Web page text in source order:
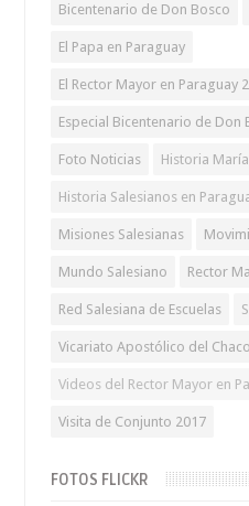
Bicentenario de Don Bosco
El Papa en Paraguay
El Rector Mayor en Paraguay
Especial Bicentenario de Don
Foto Noticias Historia
Historia Salesianos en
Misiones Salesianas
Mundo Salesiano Rector
Red Salesiana de Escuelas
Vicariato Apostólico del Chaco
Videos del Rector Mayor en
Visita de Conjunto 2017
FOTOS FLICKR